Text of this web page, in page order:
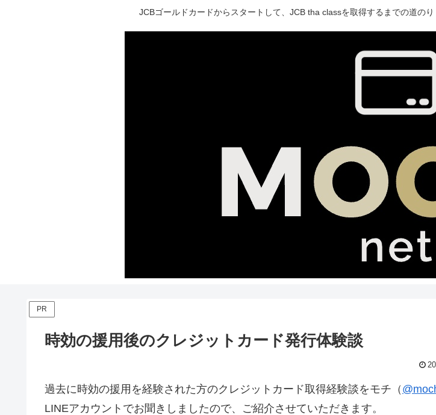
JCBゴールドカードからスタートして、JCB tha classを取得するまでの道の
PR
時効の援用後のクレジットカード発行体験談
過去に時効の援用を経験された方のクレジットカード取得経験談をモチ（
LINEアカウントでお聞きしましたので、ご紹介させていただきます。